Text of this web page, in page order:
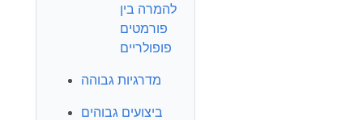
להמרה בין
פורמטים
פופולריים
מדרגיות גבוהה
ביצועים גבוהים